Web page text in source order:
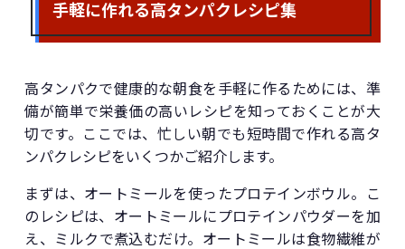
手軽に作れる高タンパクレシピ集
高タンパクで健康的な朝食を手軽に作るためには、準
備が簡単で栄養価の高いレシピを知っておくことが大
切です。ここでは、忙しい朝でも短時間で作れる高タ
ンパクレシピをいくつかご紹介します。
まずは、オートミールを使ったプロテインボウル。こ
のレシピは、オートミールにプロテインパウダーを加
え、ミルクで煮込むだけ。オートミールは食物繊維が